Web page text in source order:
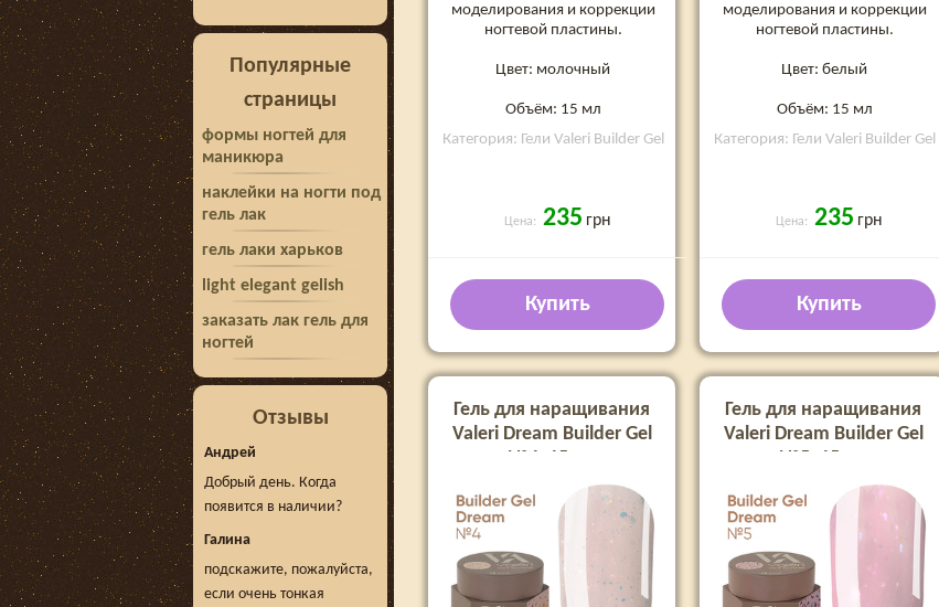
Популярные
страницы
формы ногтей для
маникюра
наклейки на ногти под
гель лак
гель лаки харьков
light elegant gelish
заказать лак гель для
ногтей
Отзывы
Андрей
Добрый день. Когда
появится в наличии?
Галина
подскажите, пожалуйста,
если очень тонкая
моделирования и коррекции
ногтевой пластины.
Цвет: молочный
Объём: 15 мл
Категория: Гели Valeri Builder Gel
Цена: 235 грн
Купить
моделирования и коррекции
ногтевой пластины.
Цвет: белый
Объём: 15 мл
Категория: Гели Valeri Builder Gel
Цена: 235 грн
Купить
Гель для наращивания
Valeri Dream Builder Gel
№4, 15 мл
Гель для наращивания
Valeri Dream Builder Gel
№5, 15 мл